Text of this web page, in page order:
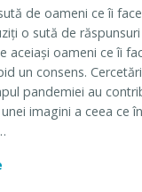
de oameni ce îi
o sută de
aceiași oameni ce îi
un consens.
pandemiei au
imagini a ceea ce